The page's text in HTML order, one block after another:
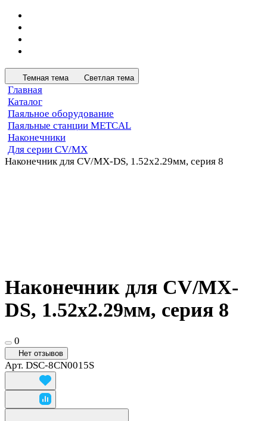
Темная тема Светлая тема
Главная
Каталог
Паяльное оборудование
Паяльные станции METCAL
Наконечники
Для серии CV/MX
Наконечник для CV/MX-DS, 1.52х2.29мм, серия 8
Наконечник для CV/MX-
DS, 1.52х2.29мм, серия 8
0
Нет отзывов
Арт. DSC-8CN0015S